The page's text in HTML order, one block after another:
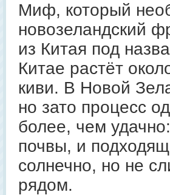
Миф, который
новозеландский
из Китая под
Китае растёт
киви. В Новой
но зато процесс
более, чем
почвы, и
солнечно, но не
рядом.